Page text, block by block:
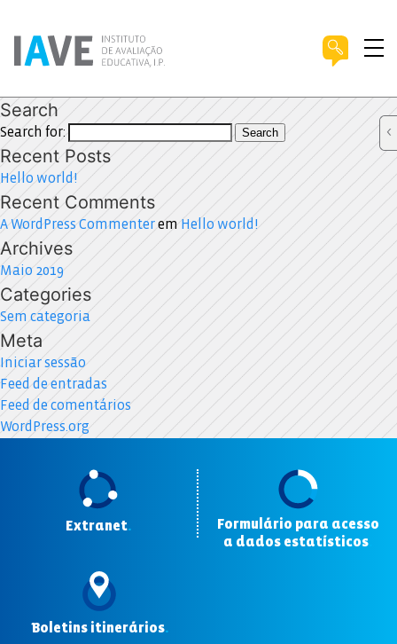
Search
Search for: Search
Recent Posts
Hello world!
Recent Comments
A WordPress Commenterem Hello world!
Archives
Maio 2019
Categories
Sem categoria
Meta
Iniciar sessão
Feed de entradas
Feed de comentários
WordPress.org
Extranet.
Formulário para acesso
a dados estatísticos
Boletins itinerários.